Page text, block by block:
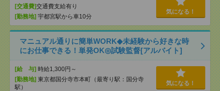
[交通費]交通費支給有り
[勤務地] 宇都宮駅から車10分
気になる！
マニュアル通りに簡単WORK◆未経験から好きな時
にお仕事できる！単発OK◎試験監督[アルバイト]
[給 与] 時給1,300円～
[勤務地] 東京都国分寺市本町（最寄り駅：国分寺
駅）
気になる！